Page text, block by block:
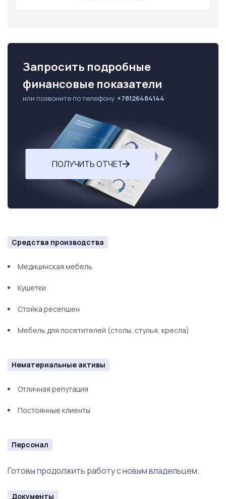
Запросить подробные
финансовые показатели
или позвоните по телефону +78126484144
ПОЛУЧИТЬ ОТЧЕТ
Средства производства
Медицинская мебель
Кушетки
Стойка ресепшен
Мебель для посетителей (столы, стулья, кресла)
Нематериальные активы
Отличная репутация
Постоянные клиенты
Персонал
Готовы продолжить работу с новым владельцем.
Документы